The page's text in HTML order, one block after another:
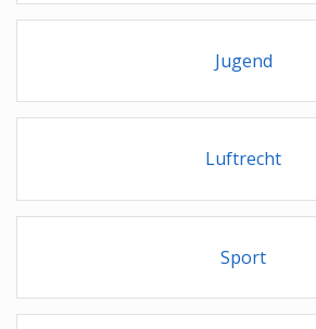
Jugend
Luftrecht
Sport